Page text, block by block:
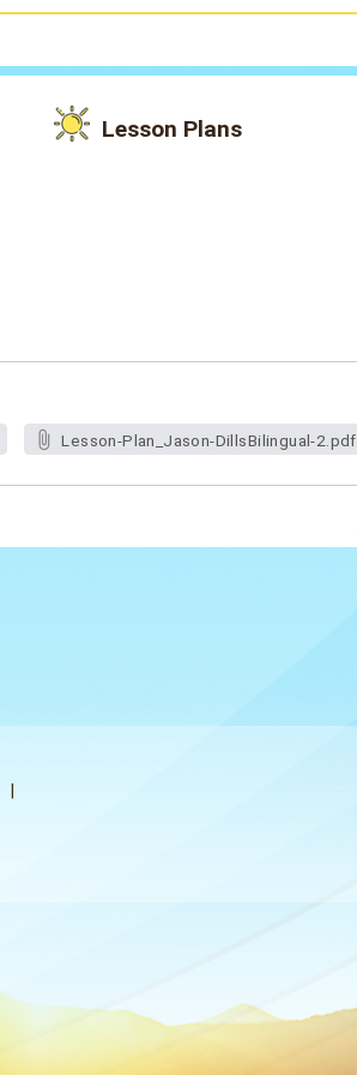
Lesson Plans
Lesson-Plan_Jason-DillsBilingual-2.pdf